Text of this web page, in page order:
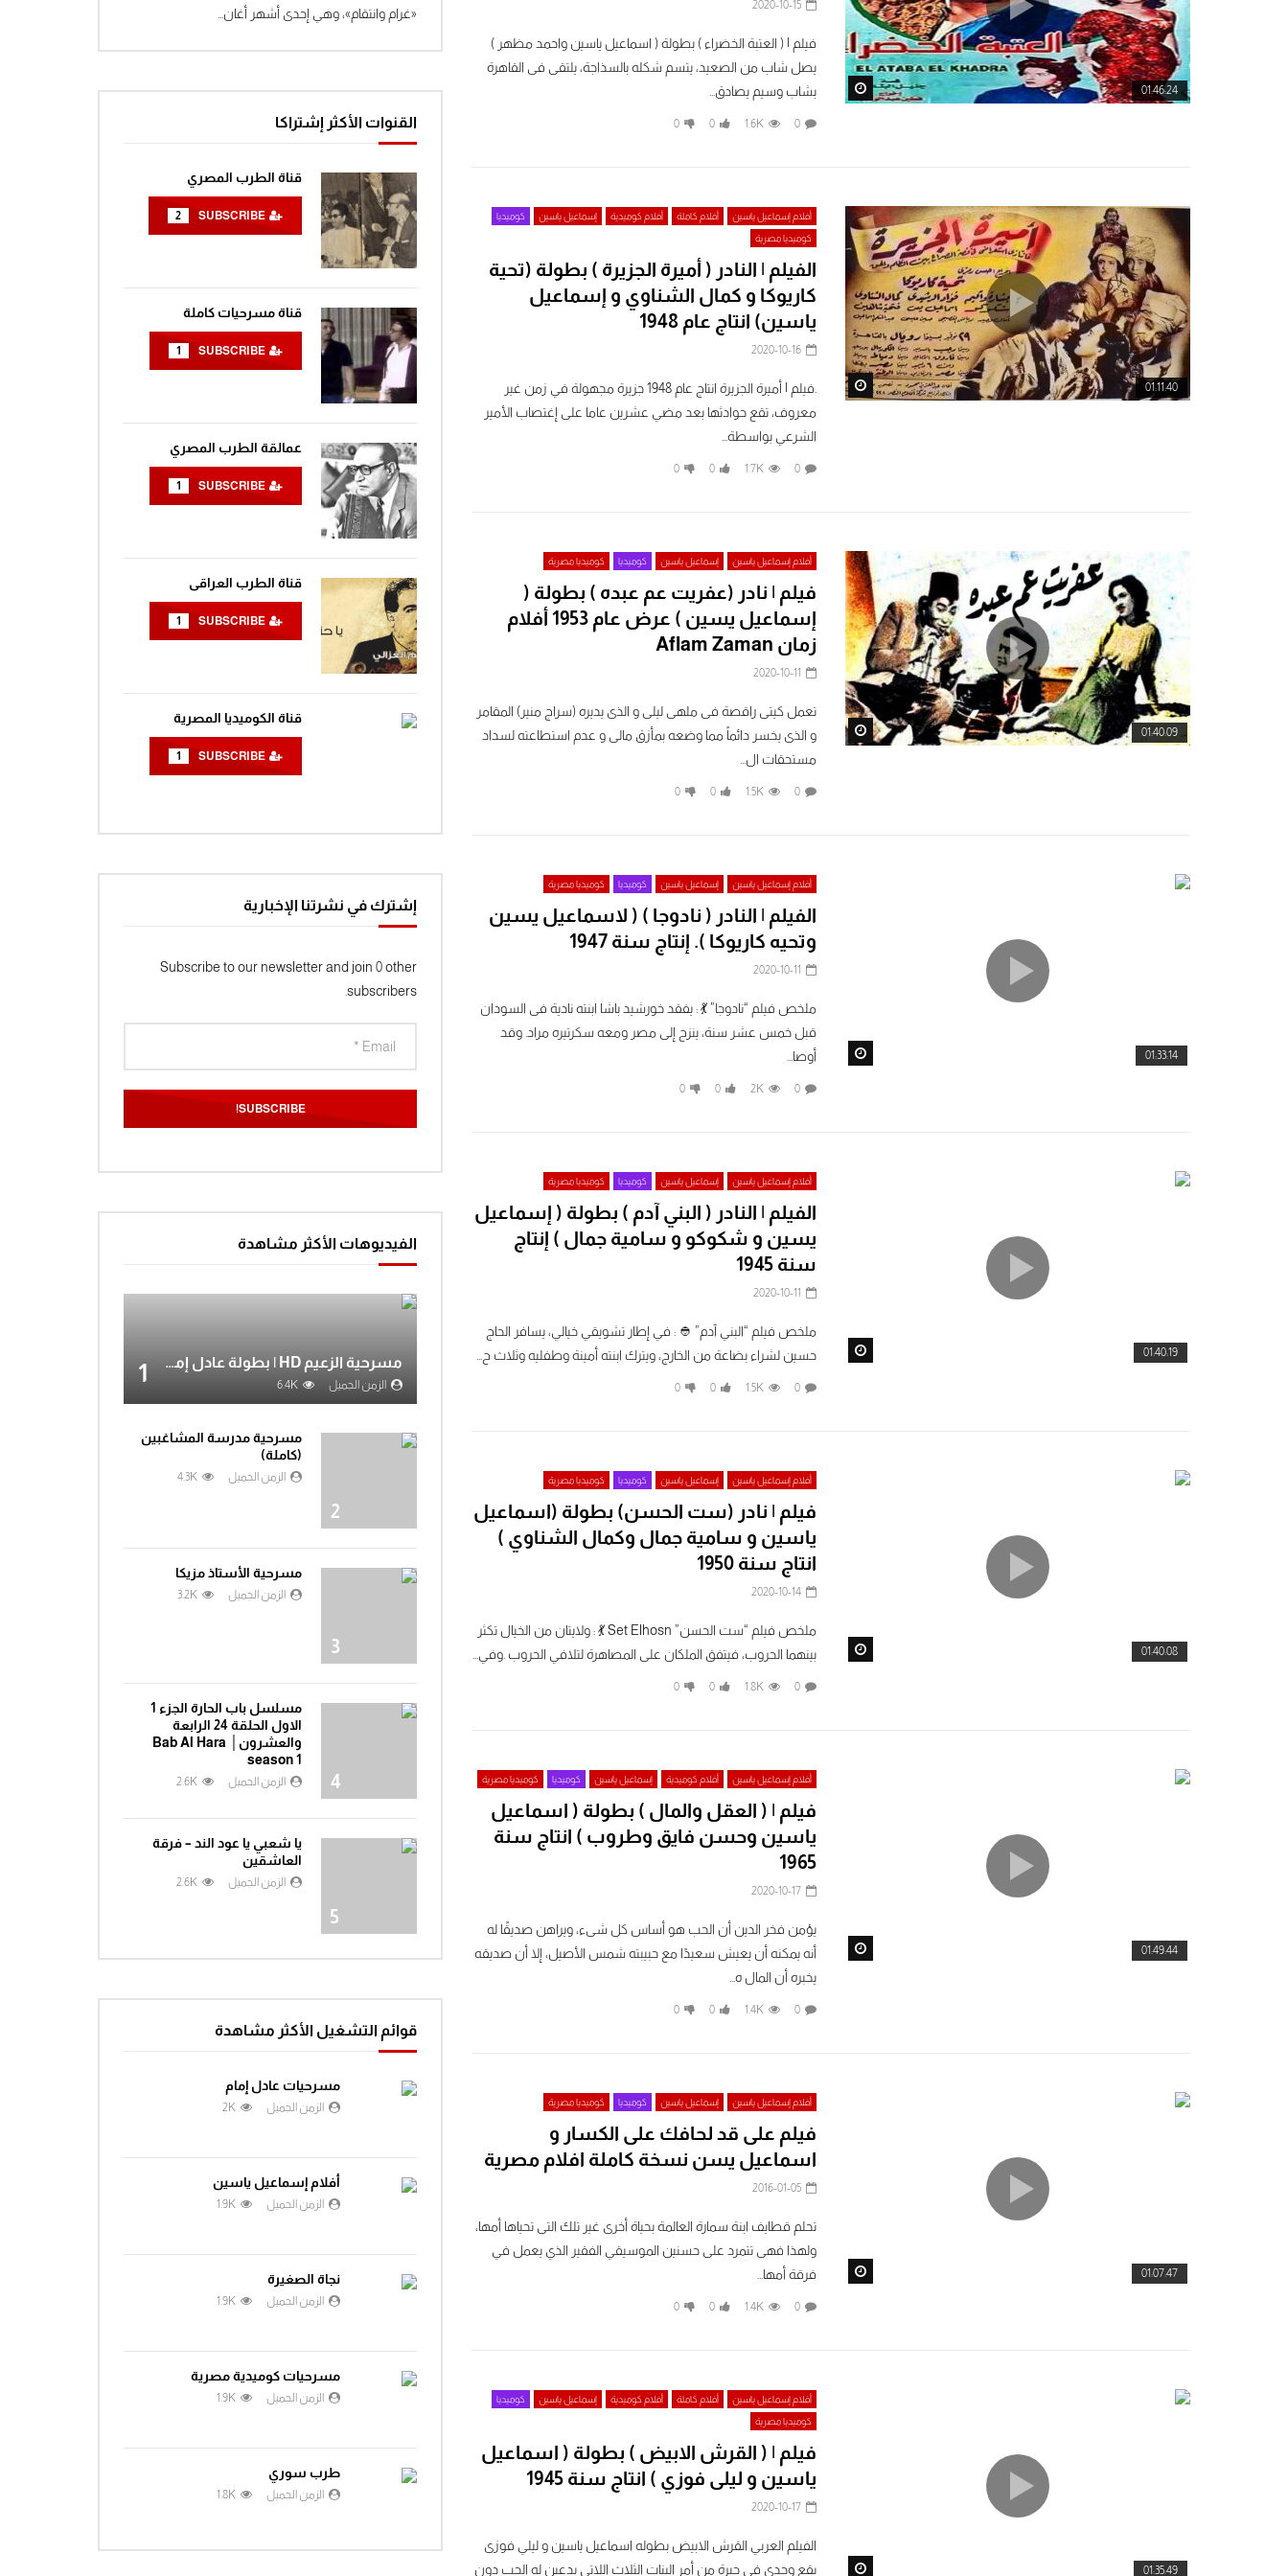
Watch Later 01:46:24
2020-10-15
فيلم | ( العتبة الخضراء ) بطولة ( اسماعيل ياسين واحمد مظهر )
يصل شاب من الصعيد، يتسم شكله بالسذاجة، يلتقى فى القاهرة
بشاب وسيم يصادق...
0
1.6K
0
0
Watch Later 01:11:40
أفلام إسماعيل ياسين أفلام كاملة أفلام كوميدية إسماعيل ياسين كوميديا
كوميديا مصرية
الفيلم | النادر ( أميرة الجزيرة ) بطولة (تحية
كاريوكا و كمال الشناوي و إسماعيل
ياسين) انتاج عام 1948
2020-10-16
.فيلم | أميرة الجزيرة انتاج عام 1948 جزيرة مجهولة في زمن غير
معروف، تقع حوادثها بعد مضي عشرين عاما على إغتصاب الأمير
الشرعي بواسطة...
0
1.7K
0
0
Watch Later 01:40:09
أفلام إسماعيل ياسين إسماعيل ياسين كوميديا كوميديا مصرية
فيلم | نادر (عفريت عم عبده ) بطولة (
إسماعيل يسين ) عرض عام 1953 أفلام
زمان Aflam Zaman
2020-10-11
تعمل كيتى راقصة فى ملهى ليلى و الذى يديره (سراج منير) المقامر
و الذى يخسر دائماً مما وضعه بمأزق مالى و عدم استطاعته لسداد
مستحقات ال...
0
1.5K
0
0
Watch Later 01:33:14
أفلام إسماعيل ياسين إسماعيل ياسين كوميديا كوميديا مصرية
الفيلم | النادر ( نادوجا ) ( لاسماعيل يسين
وتحيه كاريوكا ). إنتاج سنة 1947
2020-10-11
ملخص فيلم “نادوجا” 💃 : يفقد خورشيد باشا ابنته نادية فى السودان
قبل خمس عشر سنة، ينزح إلى مصر ومعه سكرتيره مراد. وقد
أوصا...
0
2K
0
0
Watch Later 01:40:19
أفلام إسماعيل ياسين إسماعيل ياسين كوميديا كوميديا مصرية
الفيلم | النادر ( البني آدم ) بطولة ( إسماعيل
يسين و شكوكو و سامية جمال ) إنتاج
سنة 1945
2020-10-11
ملخص فيلم “البني آدم” 👲 : في إطار تشويقي خيالي، يسافر الحاج
حسين لشراء بضاعة من الخارج، ويترك ابنته أمينة وطفليه وثلاث ح...
0
1.5K
0
0
Watch Later 01:40:08
أفلام إسماعيل ياسين إسماعيل ياسين كوميديا كوميديا مصرية
فيلم | نادر (ست الحسن) بطولة (اسماعيل
ياسين و سامية جمال وكمال الشناوي )
انتاج سنة 1950
2020-10-14
ملخص فيلم “ست الحسن” Set Elhosn 💃 : ولايتان من الخيال تكثر
بينهما الحروب، فيتفق الملكان على المصاهرة لتلافي الحروب .وفي...
0
1.8K
0
0
Watch Later 01:49:44
أفلام إسماعيل ياسين أفلام كوميدية إسماعيل ياسين كوميديا كوميديا مصرية
فيلم | ( العقل والمال ) بطولة ( اسماعيل
ياسين وحسن فايق وطروب ) انتاج سنة
1965
2020-10-17
يؤمن فخر الدين أن الحب هو أساس كل شىء، ويراهن صديقًا له
أنه يمكنه أن يعيش سعيدًا مع حبيبته شمس الأصيل، إلا أن صديقه
يخبره أن المال ه...
0
1.4K
0
0
Watch Later 01:07:47
أفلام إسماعيل ياسين إسماعيل ياسين كوميديا كوميديا مصرية
فيلم على قد لحافك على الكسار و
اسماعيل يسن نسخة كاملة افلام مصرية
2016-01-05
تحلم قطايف ابنة سمارة العالمة بحياة أخرى غير تلك التى تحياها أمها،
ولهذا فهى تتمرد على حسنين الموسيقي الفقير الذي يعمل في
فرقة أمها...
0
1.4K
0
0
Watch Later 01:35:49
أفلام إسماعيل ياسين أفلام كاملة أفلام كوميدية إسماعيل ياسين كوميديا
كوميديا مصرية
فيلم | ( القرش الابيض ) بطولة ( اسماعيل
ياسين و ليلى فوزي ) انتاج سنة 1945
2020-10-17
الفيلم العربي القرش الابيض بطوله اسماعيل ياسين و ليلي فوزى
يقع وجدي في حيرة من أمر البنات الثلاث اللاتي يدعين له الحب دون
«غرام وانتقام»، وهي إحدى أشهر أغان...
must sign in to vote
الفلسطيني وهي بالاصل...
القنوات الأكثر إشتراكا
قناة الطرب المصري
2
قناة مسرحيات كاملة
1
عمالقة الطرب المصري
1
قناة الطرب العراقى
1
قناة الكوميديا المصرية
1
إشترك في نشرتنا الإخبارية
Subscribe to our newsletter and join 0 other
subscribers.
الفيديوهات الأكثر مشاهدة
1 مسرحية الزعيم HD | بطولة عادل إمام
الزمن الجميل 6.4K
2
مسرحية مدرسة المشاغبين
(كاملة)
الزمن الجميل 4.3K
3
مسرحية الأستاذ مزيكا
الزمن الجميل 3.2K
4
مسلسل باب الحارة الجزء 1
الاول الحلقة 24 الرابعة
والعشرون│ Bab Al Hara
season 1
الزمن الجميل 2.6K
5
يا شعبي يا عود الند – فرقة
العاشقين
الزمن الجميل 2.6K
قوائم التشغيل الأكثر مشاهدة
مسرحيات عادل إمام
الزمن الجميل 2K
أفلام إسماعيل ياسين
الزمن الجميل 1.9K
نجاة الصغيرة
الزمن الجميل 1.9K
مسرحيات كوميدية مصرية
الزمن الجميل 1.9K
طرب سوري
الزمن الجميل 1.8K